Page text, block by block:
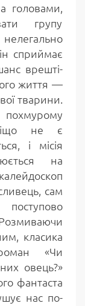
головами,
групу
сприймає
врешті-
життя —
тварини.
ніщо не є
і місія
на
сам
класика
роман «Чи
овець?»
фантаста
нас по-